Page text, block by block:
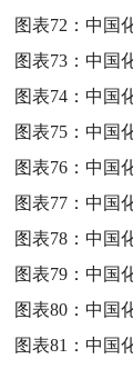
图表72：中国
图表73：中国
图表74：中国
图表75：中国
图表76：中国
图表77：中国
图表78：中国
图表79：中国
图表80：中国
图表81：中国